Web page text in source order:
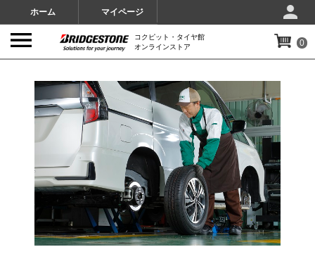
ホーム マイページ
コクピット・タイヤ館
オンラインストア
0